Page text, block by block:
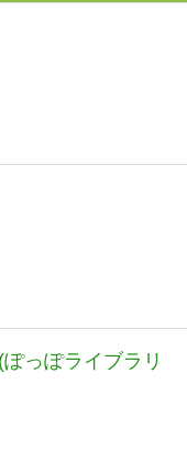
っぽライブラリ